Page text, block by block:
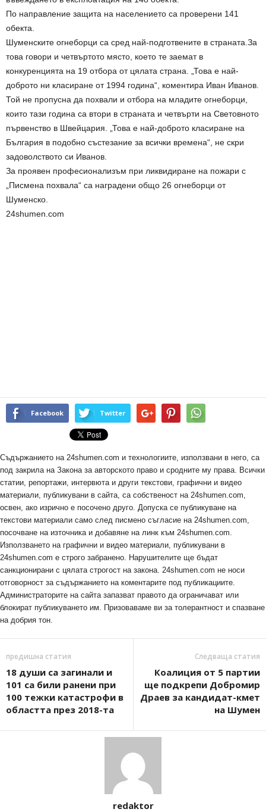
По направление защита на населението са проверени 141
обекта.
Шуменските огнеборци са сред най-подготвените в страната.За
това говори и четвъртото място, което те заемат в
конкуренцията на 19 отбора от цялата страна. „Това е най-
доброто ни класиране от 1994 година“, коментира Иван Иванов.
Той не пропусна да похвали и отбора на младите огнеборци,
които тази година са втори в страната и четвърти на Световното
първенство в Швейцария. „Това е най-доброто класиране на
България в подобно състезание за всички времена“, не скри
задоволството си Иванов.
За проявен професионализъм при ликвидиране на пожари с
„Писмена похвала“ са наградени общо 26 огнеборци от
Шуменско.
24shumen.com
Facebook Twitter
Съдържанието на 24shumen.com и технологиите, използвани в него, са
под закрила на Закона за авторското право и сродните му права. Всички
статии, репортажи, интервюта и други текстови, графични и видео
материали, публикувани в сайта, са собственост на 24shumen.com,
освен, ако изрично е посочено друго. Допуска се публикуване на
текстови материали само след писмено съгласие на 24shumen.com,
посочване на източника и добавяне на линк към 24shumen.com.
Използването на графични и видео материали, публикувани в
24shumen.com е строго забранено. Нарушителите ще бъдат
санкционирани с цялата строгост на закона. 24shumen.com не носи
отговорност за съдържанието на коментарите под публикациите.
Администраторите на сайта запазват правото да ограничават или
блокират публикуването им. Призоваваме ви за толерантност и спазване
на добрия тон.
предишна статия
18 души са загинали и
101 са били ранени при
100 тежки катастрофи в
областта през 2018-та
Следваща статия
Коалиция от 5 партии
ще подкрепи Добромир
Драев за кандидат-кмет
на Шумен
redaktor